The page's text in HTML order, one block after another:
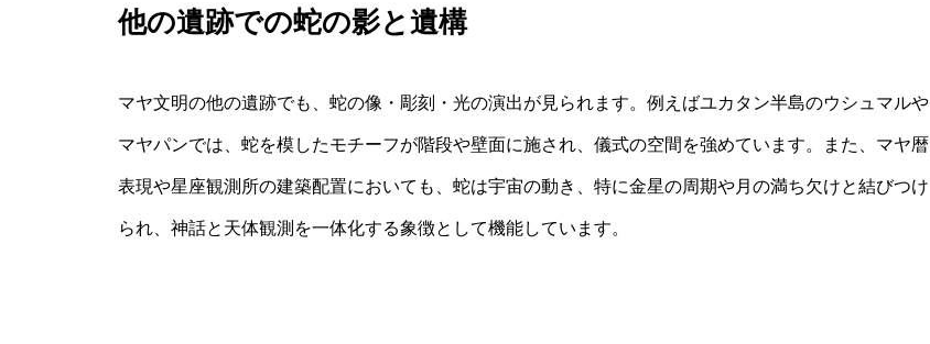
他の遺跡での蛇の影と遺構
マヤ文明の他の遺跡でも、蛇の像・彫刻・光の演出が見られます。例えばユカタン半島のウシュマルや
マヤパンでは、蛇を模したモチーフが階段や壁面に施され、儀式の空間を強めています。また、マヤ暦
表現や星座観測所の建築配置においても、蛇は宇宙の動き、特に金星の周期や月の満ち欠けと結びつけ
られ、神話と天体観測を一体化する象徴として機能しています。